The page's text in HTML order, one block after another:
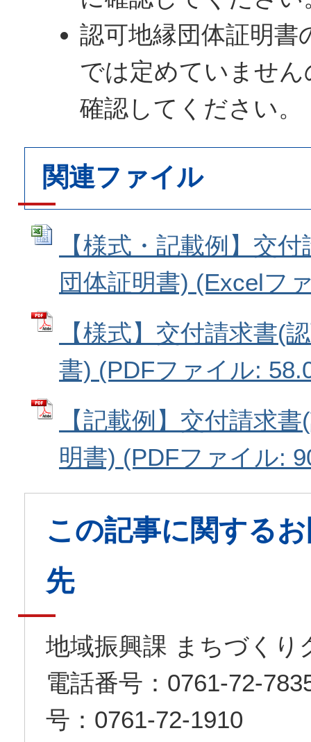
認可地縁団体証明書
では定めていませ
確認してください。
関連ファイル
【様式・記載例】交
団体証明書) (Excelフ
【様式】交付請求書(
書) (PDFファイル:
【記載例】交付請求
明書) (PDFファイル:
この記事に関する
先
地域振興課 まちづくり
電話番号：0761-72-
号：0761-72-1910